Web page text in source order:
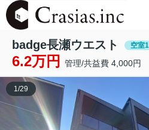
badge長瀬ウエスト 空室1
6.2万円 管理/共益費 4,000円
1/29